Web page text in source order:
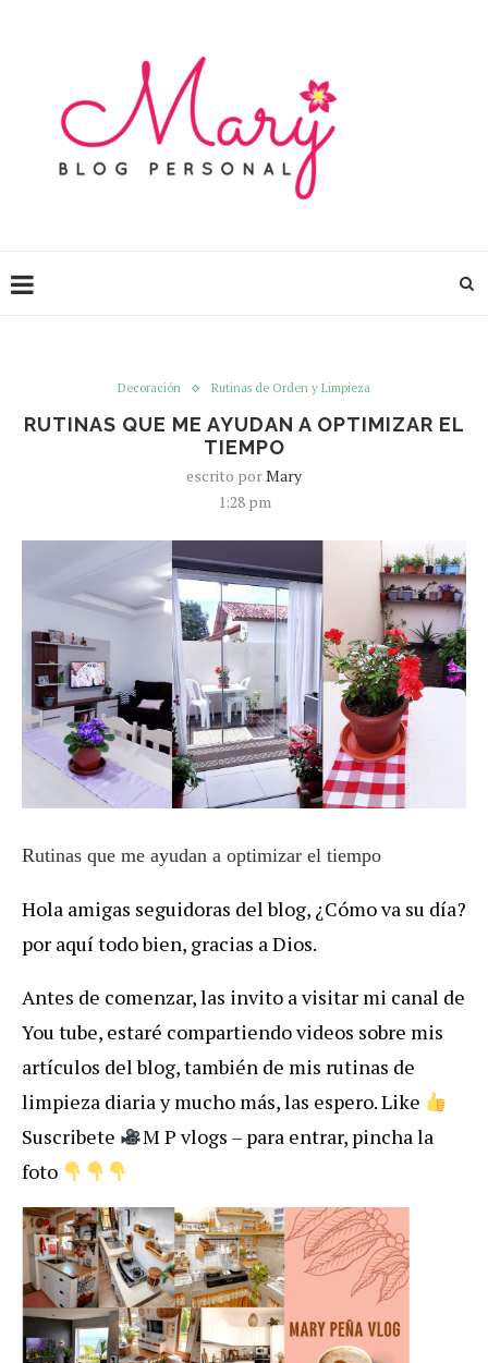
Decoración Rutinas de Orden y Limpieza
RUTINAS QUE ME AYUDAN A OPTIMIZAR EL
TIEMPO
escrito porMary
1:28 pm
Rutinas que me ayudan a optimizar el tiempo
Hola amigas seguidoras del blog, ¿Cómo va su día?
por aquí todo bien, gracias a Dios.
Antes de comenzar, las invito a visitar mi canal de
You tube, estaré compartiendo videos sobre mis
artículos del blog, también de mis rutinas de
limpieza diaria y mucho más, las espero.Like
Suscribete
M P vlogs – para entrar, pincha la
foto